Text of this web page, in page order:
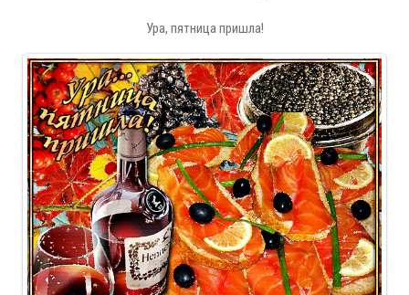
Ура, пятница пришла!